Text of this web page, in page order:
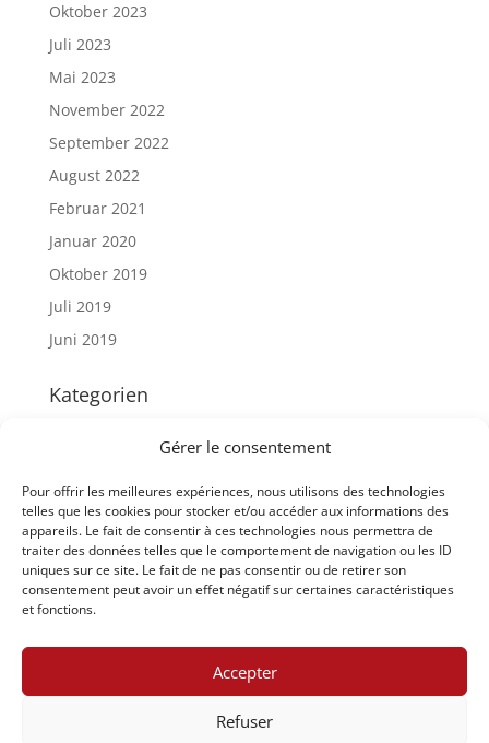
Gérer le consentement
Pour offrir les meilleures expériences, nous utilisons des technologies
telles que les cookies pour stocker et/ou accéder aux informations des
appareils. Le fait de consentir à ces technologies nous permettra de
traiter des données telles que le comportement de navigation ou les ID
uniques sur ce site. Le fait de ne pas consentir ou de retirer son
consentement peut avoir un effet négatif sur certaines caractéristiques
et fonctions.
Accepter
Refuser
Oktober 2023
Juli 2023
Mai 2023
November 2022
September 2022
August 2022
Februar 2021
Januar 2020
Oktober 2019
Juli 2019
Juni 2019
Kategorien
Interkantonale Vergleiche
Staatsschreiberkonferenz
Meta
Anmelden
Eintrags-Feed
Kommentar-Feed